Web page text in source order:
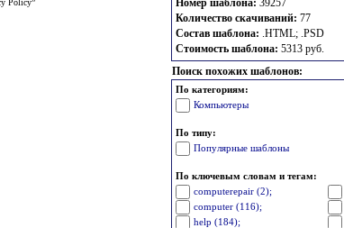
Policy”
Номер шаблона: 39257
Количество скачиваний: 77
Состав шаблона: .HTML; .PSD
Стоимость шаблона: 5313 руб.
Поиск похожих шаблонов:
По категориям:
Компьютеры
По типу:
Популярные шаблоны
По ключевым словам и тегам:
computerepair (2);
computer (116);
help (184);